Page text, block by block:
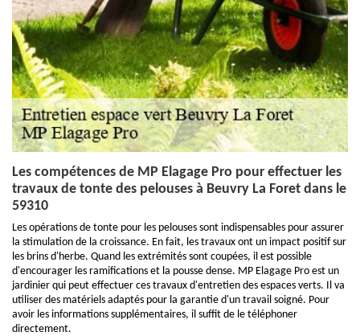
Les compétences de MP Elagage Pro pour effectuer les
travaux de tonte des pelouses à Beuvry La Foret dans le
59310
Les opérations de tonte pour les pelouses sont indispensables pour assurer
la stimulation de la croissance. En fait, les travaux ont un impact positif sur
les brins d'herbe. Quand les extrémités sont coupées, il est possible
d'encourager les ramifications et la pousse dense. MP Elagage Pro est un
jardinier qui peut effectuer ces travaux d'entretien des espaces verts. Il va
utiliser des matériels adaptés pour la garantie d'un travail soigné. Pour
avoir les informations supplémentaires, il suffit de le téléphoner
directement.